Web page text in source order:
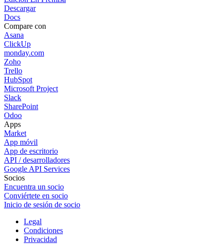
Descargar
Docs
Compare con
Asana
ClickUp
monday.com
Zoho
Trello
HubSpot
Microsoft Project
Slack
SharePoint
Odoo
Apps
Market
App móvil
App de escritorio
API / desarrolladores
Google API Services
Socios
Encuentra un socio
Conviértete en socio
Inicio de sesión de socio
Legal
Condiciones
Privacidad